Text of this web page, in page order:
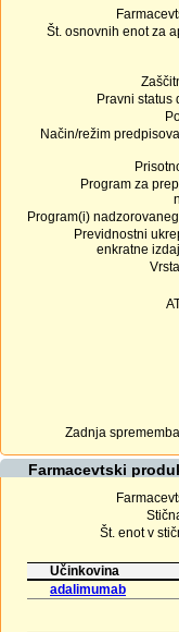
Št. osnovnih enot za
Pravni status
Način/režim
Program za
Program(i)
Previdnostni
enkratne
Zadnja
Farmacevtski
Št. enot v
Učinkovina
adalimumab